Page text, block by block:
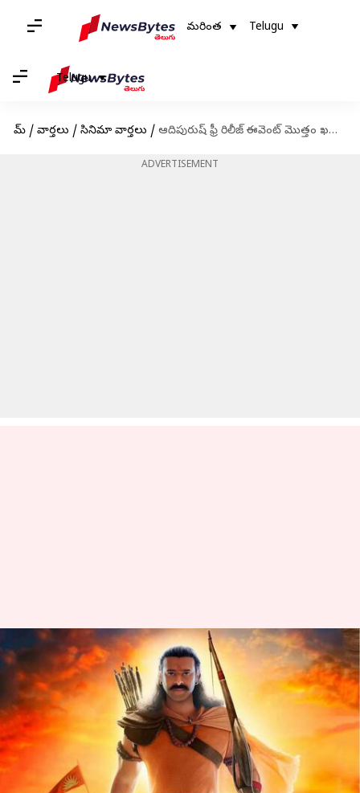
మరింత Telugu
Telugu
హోమ్ / వార్తలు / సినిమా వార్తలు / ఆదిపురుష్ ఫ్రీ రిలీజ్ ఈవెంట్ మొత్తం ఖర్చు తెలుసా? క్రాకర్స్ కోసమే 50లక్షలు
ADVERTISEMENT
ఆదిపురుష్ ఫ్రీ రిలీజ్ ఈవెంట్ మొత్తం
ఖర్చు తెలుసా? క్రాకర్స్ కోసమే
50లక్షలు
వ్రాసిన వారు Sriram Pranateja Jun 07, 2023 10:39 am
ఈ వార్తాకథనం ఏంటి